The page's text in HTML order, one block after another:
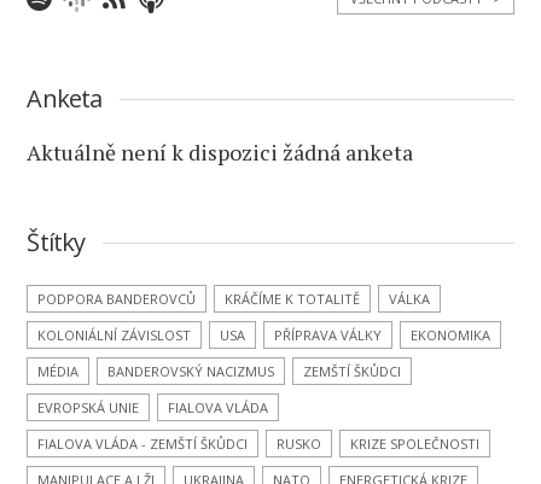
Anketa
Aktuálně není k dispozici žádná anketa
Štítky
PODPORA BANDEROVCŮ KRÁČÍME K TOTALITĚ
VÁLKA
KOLONIÁLNÍ ZÁVISLOST
USA PŘÍPRAVA VÁLKY
EKONOMIKA
MÉDIA
BANDEROVSKÝ NACIZMUS
ZEMŠTÍ ŠKŮDCI
EVROPSKÁ UNIE
FIALOVA VLÁDA
FIALOVA VLÁDA - ZEMŠTÍ ŠKŮDCI
RUSKO
KRIZE SPOLEČNOSTI
MANIPULACE A LŽI
UKRAJINA NATO
ENERGETICKÁ KRIZE